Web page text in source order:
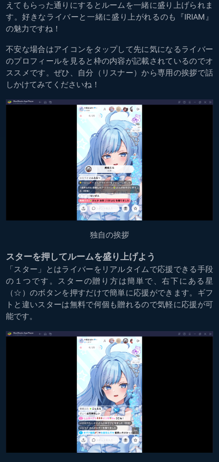
えてもらった通りにするとルームを一緒に盛り上げられま
す。好きなライバーと一緒に盛り上がれるのも『IRIAM』
の魅力ですね！
不安な場合はアイコンをタップして先に気になるライバー
のプロフィールを見ると枠の内容が記載されているのでオ
ススメです。ぜひ、自分（リスナー）から専用の挨拶で話
しかけてみてくださいね！
独自の挨拶
スターを押してルームを盛り上げよう
「スター」とはライバーをリアルタイムで応援できる手段
の１つです。スターの贈り方は簡単で、右下にある星
（☆）のボタンを押すだけで簡単に応援ができます。ギフ
トと違いスターは無料で何個も贈れるので気軽に応援が可
能です。